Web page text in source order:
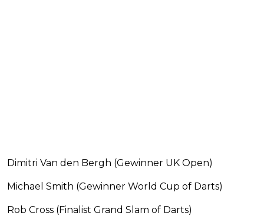
Dimitri Van den Bergh (Gewinner UK Open)
Michael Smith (Gewinner World Cup of Darts)
Rob Cross (Finalist Grand Slam of Darts)